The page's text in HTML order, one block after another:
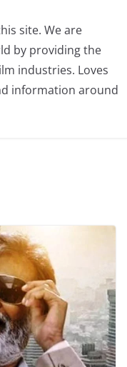
site. We are
by providing the
industries. Loves
information around